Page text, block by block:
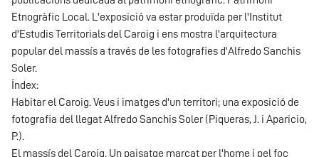
Etnogràfic Local. L'exposició va estar produïda per l'Institut
d'Estudis Territorials del Caroig i ens mostra l'arquitectura
popular del massís a través de les fotografies d'Alfredo Sanchis
Soler.
Índex:
Habitar el Caroig. Veus i imatges d'un territori; una exposició de
fotografia del llegat Alfredo Sanchis Soler (Piqueras, J. i Aparicio,
P.).
El massís del Caroig. Un paisatge marcat per l'home i pel foc